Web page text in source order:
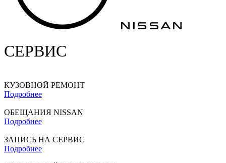
СЕРВИС
КУЗОВНОЙ РЕМОНТ
Подробнее
ОБЕЩАНИЯ NISSAN
Подробнее
ЗАПИСЬ НА СЕРВИС
Подробнее